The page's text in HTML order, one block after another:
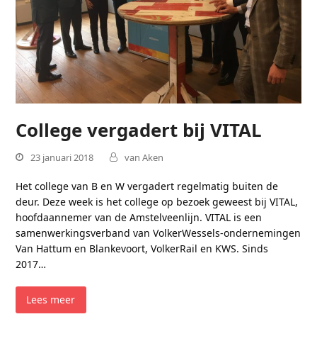
College vergadert bij VITAL
23 januari 2018 van Aken
Het college van B en W vergadert regelmatig buiten de
deur. Deze week is het college op bezoek geweest bij VITAL,
hoofdaannemer van de Amstelveenlijn. VITAL is een
samenwerkingsverband van VolkerWessels-ondernemingen
Van Hattum en Blankevoort, VolkerRail en KWS. Sinds
2017…
Lees meer